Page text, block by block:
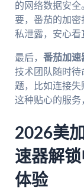
的网络数据安
要，番茄的加
私泄露，安心看
最后， 番茄加速
技术团队随时待
题，比如连接失
这种贴心的服务
2026美
速器解
体验